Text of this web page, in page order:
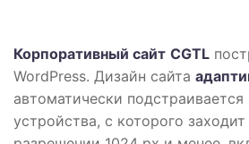
Корпоративный сайт CGTL
WordPress. Дизайн сайта
автоматически подстраивается
устройства, с которого